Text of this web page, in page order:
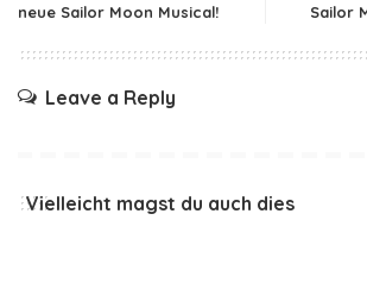
neue Sailor Moon Musical!
Sailor
Leave a Reply
Vielleicht magst du auch dies